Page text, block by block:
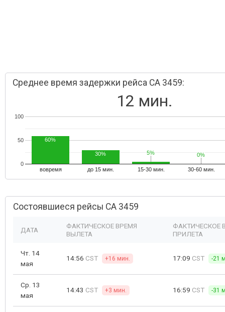
Среднее время задержки рейса CA 3459:
12 мин.
вовремя до 15 мин. 15-30 мин. 30-60 мин.
0
50
100
60%
30% 5%
5% 0%
0%
Состоявшиеся рейсы CA 3459
ДАТА
ФАКТИЧЕСКОЕ ВРЕМЯ
ВЫЛЕТА
ФАКТИЧЕСКОЕ
ПРИЛЕТА
Чт. 14
мая
14:56 CST +16 мин. 17:09 CST -21
Ср. 13
мая
14:43 CST +3 мин. 16:59 CST -31